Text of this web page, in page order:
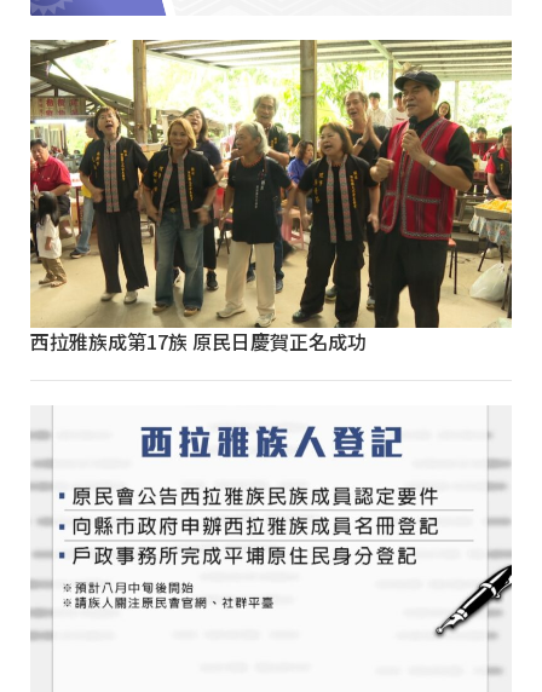
西拉雅族成第17族 原民日慶賀正名成功